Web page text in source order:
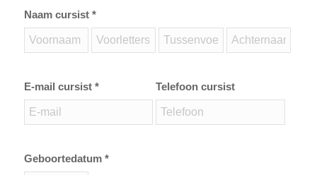
Naam cursist *
E-mail cursist * Telefoon cursist
Geboortedatum *